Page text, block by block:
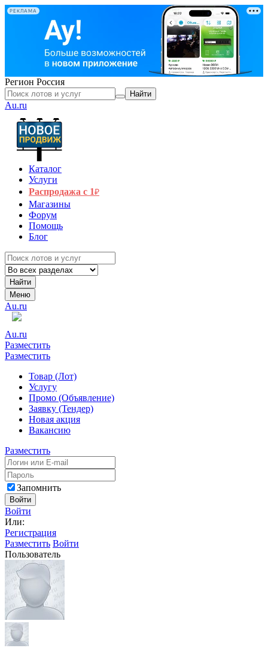
РЕКЛАМА
Регион Россия
Найти
Au.ru
Каталог
Услуги
Распродажа с 1₽
Магазины
Форум
Помощь
Блог
Найти
Меню
Au.ru
Au.ru
Разместить
Разместить
Товар (Лот)
Услугу
Промо (Объявление)
Заявку (Тендер)
Новая акция
Вакансию
Разместить
Запомнить
Войти
Войти
Или:
Регистрация
Разместить Войти
Пользователь